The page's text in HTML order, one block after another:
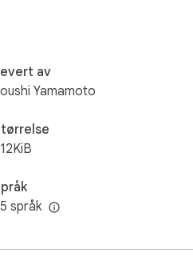
av
Yamamoto
språk